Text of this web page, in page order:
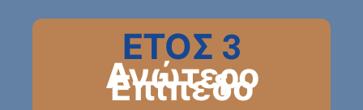
ΕΤΟΣ 3
Ανώτερο
Επίπεδο